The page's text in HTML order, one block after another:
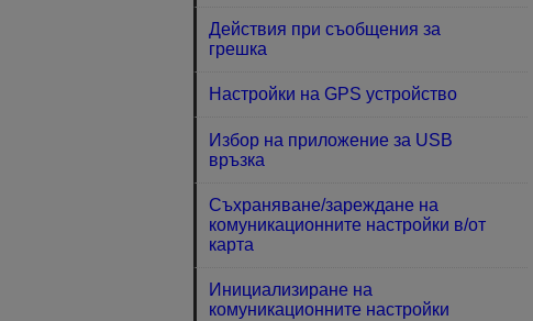
Действия при съобщения за
грешка
Настройки на GPS устройство
Избор на приложение за USB
връзка
Съхраняване/зареждане на
комуникационните настройки в/от
карта
Инициализиране на
комуникационните настройки